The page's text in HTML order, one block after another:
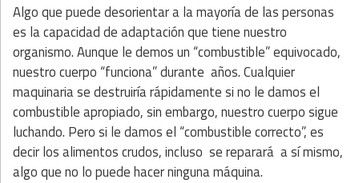
Algo que puede desorientar a la mayoría de las personas
es la capacidad de adaptación que tiene nuestro
organismo. Aunque le demos un “combustible” equivocado,
nuestro cuerpo “funciona” durante años. Cualquier
maquinaria se destruiría rápidamente si no le damos el
combustible apropiado, sin embargo, nuestro cuerpo sigue
luchando. Pero si le damos el “combustible correcto”, es
decir los alimentos crudos, incluso se reparará a sí mismo,
algo que no lo puede hacer ninguna máquina.